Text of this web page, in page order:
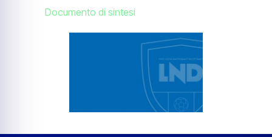
Documento di sintesi